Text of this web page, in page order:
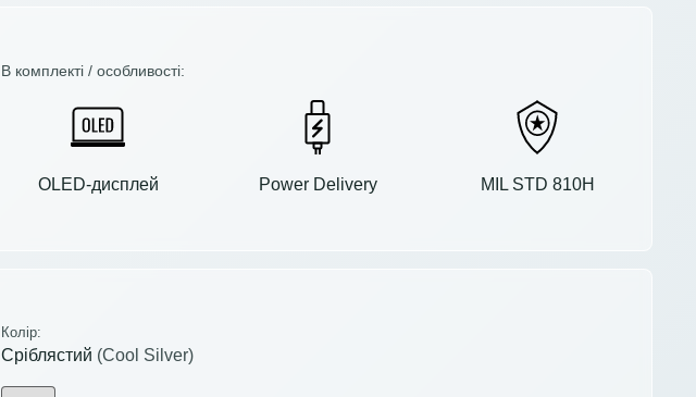
В комплекті / особливості:
OLED-дисплей Power Delivery MIL STD 810H
Колір:
Сріблястий (Cool Silver)